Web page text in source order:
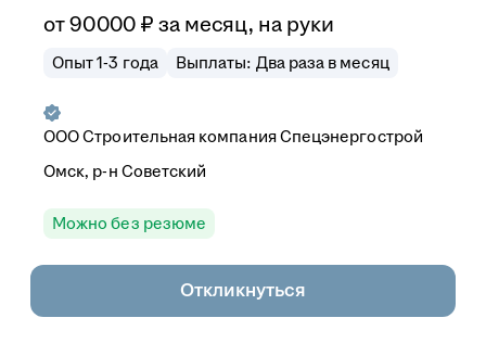
от90 000 ₽ за месяц, на руки
Опыт 1-3 года Выплаты: Два раза в месяц
ОООСтроительная компания Спецэнергострой
Омск, р-н Советский
Можно без резюме
Откликнуться